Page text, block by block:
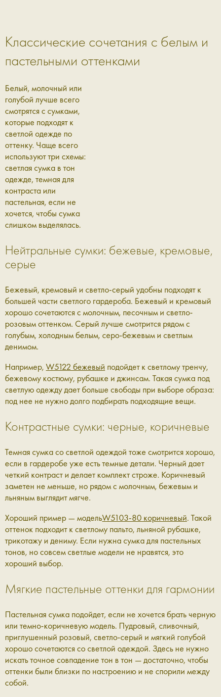
Классические сочетания с белым и
пастельными оттенками
Белый, молочный или
голубой лучше всего
смотрятся с сумками,
которые подходят к
светлой одежде по
оттенку. Чаще всего
используют три схемы:
светлая сумка в тон
одежде, темная для
контраста или
пастельная, если не
хочется, чтобы сумка
слишком выделялась.
Нейтральные сумки: бежевые, кремовые,
серые
Бежевый, кремовый и светло-серый удобны подходят к
большей части светлого гардероба. Бежевый и кремовый
хорошо сочетаются с молочным, песочным и светло-
розовым оттенком. Серый лучше смотрится рядом с
голубым, холодным белым, серо-бежевым и светлым
денимом.
Например, W5122 бежевый подойдет к светлому тренчу,
бежевому костюму, рубашке и джинсам. Такая сумка под
светлую одежду дает больше свободы при выборе образа:
под нее не нужно долго подбирать подходящие вещи.
Контрастные сумки: черные, коричневые
Темная сумка со светлой одеждой тоже смотрится хорошо,
если в гардеробе уже есть темные детали. Черный дает
четкий контраст и делает комплект строже. Коричневый
заметен не меньше, но рядом с молочным, бежевым и
льняным выглядит мягче.
Хороший пример — модельW5103-80 коричневый. Такой
оттенок подходит к светлому пальто, льняной рубашке,
трикотажу и дениму. Если нужна сумка для пастельных
тонов, но совсем светлые модели не нравятся, это
хороший выбор.
Мягкие пастельные оттенки для гармонии
Пастельная сумка подойдет, если не хочется брать черную
или темно-коричневую модель. Пудровый, сливочный,
приглушенный розовый, светло-серый и мягкий голубой
хорошо сочетаются со светлой одеждой. Здесь не нужно
искать точное совпадение тон в тон — достаточно, чтобы
оттенки были близки по настроению и не спорили между
собой.